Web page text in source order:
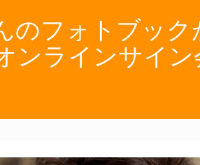
のフォトブッ
ンラインサイン